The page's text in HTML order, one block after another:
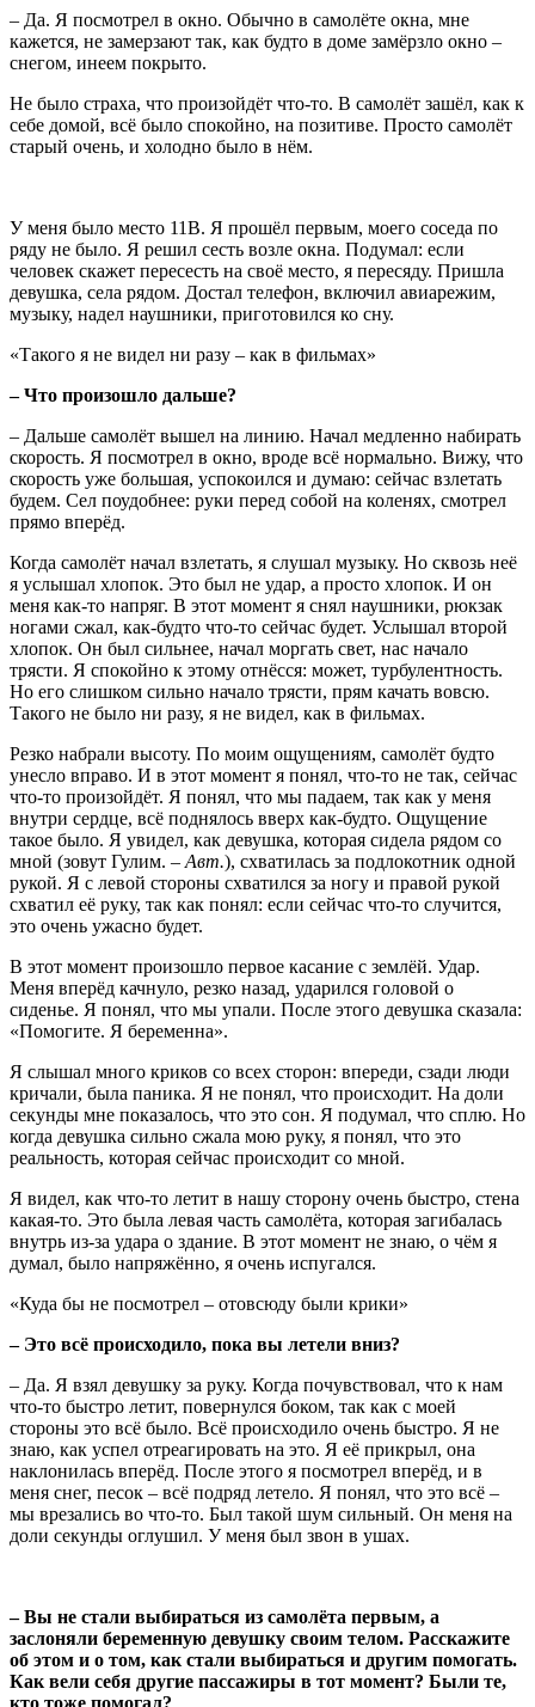
– Да. Я посмотрел в окно. Обычно в самолёте окна, мне
кажется, не замерзают так, как будто в доме замёрзло окно –
снегом, инеем покрыто.
Не было страха, что произойдёт что-то. В самолёт зашёл, как к
себе домой, всё было спокойно, на позитиве. Просто самолёт
старый очень, и холодно было в нём.
У меня было место 11B. Я прошёл первым, моего соседа по
ряду не было. Я решил сесть возле окна. Подумал: если
человек скажет пересесть на своё место, я пересяду. Пришла
девушка, села рядом. Достал телефон, включил авиарежим,
музыку, надел наушники, приготовился ко сну.
«Такого я не видел ни разу – как в фильмах»
– Что произошло дальше?
– Дальше самолёт вышел на линию. Начал медленно набирать
скорость. Я посмотрел в окно, вроде всё нормально. Вижу, что
скорость уже большая, успокоился и думаю: сейчас взлетать
будем. Сел поудобнее: руки перед собой на коленях, смотрел
прямо вперёд.
Когда самолёт начал взлетать, я слушал музыку. Но сквозь неё
я услышал хлопок. Это был не удар, а просто хлопок. И он
меня как-то напряг. В этот момент я снял наушники, рюкзак
ногами сжал, как-будто что-то сейчас будет. Услышал второй
хлопок. Он был сильнее, начал моргать свет, нас начало
трясти. Я спокойно к этому отнёсся: может, турбулентность.
Но его слишком сильно начало трясти, прям качать вовсю.
Такого не было ни разу, я не видел, как в фильмах.
Резко набрали высоту. По моим ощущениям, самолёт будто
унесло вправо. И в этот момент я понял, что-то не так, сейчас
что-то произойдёт. Я понял, что мы падаем, так как у меня
внутри сердце, всё поднялось вверх как-будто. Ощущение
такое было. Я увидел, как девушка, которая сидела рядом со
мной (зовут Гулим. – Авт.), схватилась за подлокотник одной
рукой. Я с левой стороны схватился за ногу и правой рукой
схватил её руку, так как понял: если сейчас что-то случится,
это очень ужасно будет.
В этот момент произошло первое касание с землёй. Удар.
Меня вперёд качнуло, резко назад, ударился головой о
сиденье. Я понял, что мы упали. После этого девушка сказала:
«Помогите. Я беременна».
Я слышал много криков со всех сторон: впереди, сзади люди
кричали, была паника. Я не понял, что происходит. На доли
секунды мне показалось, что это сон. Я подумал, что сплю. Но
когда девушка сильно сжала мою руку, я понял, что это
реальность, которая сейчас происходит со мной.
Я видел, как что-то летит в нашу сторону очень быстро, стена
какая-то. Это была левая часть самолёта, которая загибалась
внутрь из-за удара о здание. В этот момент не знаю, о чём я
думал, было напряжённо, я очень испугался.
«Куда бы не посмотрел – отовсюду были крики»
– Это всё происходило, пока вы летели вниз?
– Да. Я взял девушку за руку. Когда почувствовал, что к нам
что-то быстро летит, повернулся боком, так как с моей
стороны это всё было. Всё происходило очень быстро. Я не
знаю, как успел отреагировать на это. Я её прикрыл, она
наклонилась вперёд. После этого я посмотрел вперёд, и в
меня снег, песок – всё подряд летело. Я понял, что это всё –
мы врезались во что-то. Был такой шум сильный. Он меня на
доли секунды оглушил. У меня был звон в ушах.
– Вы не стали выбираться из самолёта первым, а
заслоняли беременную девушку своим телом. Расскажите
об этом и о том, как стали выбираться и другим помогать.
Как вели себя другие пассажиры в тот момент? Были те,
кто тоже помогал?